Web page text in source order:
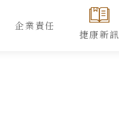
企業責任
捷康新訊